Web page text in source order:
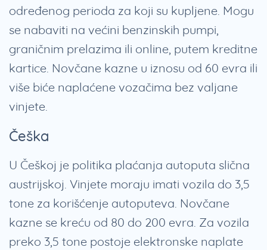
određenog perioda za koji su kupljene. Mogu
se nabaviti na većini benzinskih pumpi,
graničnim prelazima ili online, putem kreditne
kartice. Novčane kazne u iznosu od 60 evra ili
više biće naplaćene vozačima bez valjane
vinjete.
Češka
U Češkoj je politika plaćanja autoputa slična
austrijskoj. Vinjete moraju imati vozila do 3,5
tone za korišćenje autoputeva. Novčane
kazne se kreću od 80 do 200 evra. Za vozila
preko 3,5 tone postoje elektronske naplate